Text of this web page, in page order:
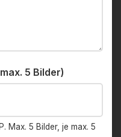
5 Bilder)
Max. 5 Bilder, je max. 5